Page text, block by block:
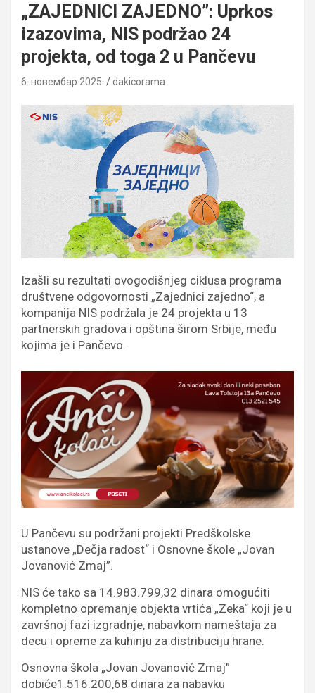
„ZAJEDNICI ZAJEDNO”: Uprkos
izazovima, NIS podržao 24
projekta, od toga 2 u Pančevu
6. новембар 2025. dakicorama
Izašli su rezultati ovogodišnjeg ciklusa programa
društvene odgovornosti „Zajednici zajedno“, a
kompanija NIS podržala je 24 projekta u 13
partnerskih gradova i opština širom Srbije, među
kojima je i Pančevo.
U Pančevu su podržani projekti Predškolske
ustanove „Dečja radost“ i Osnovne škole „Jovan
Jovanović Zmaj”.
NIS će tako sa 14.983.799,32 dinara omogućiti
kompletno opremanje objekta vrtića „Zeka“ koji je u
završnoj fazi izgradnje, nabavkom nameštaja za
decu i opreme za kuhinju za distribuciju hrane.
Osnovna škola „Jovan Jovanović Zmaj”
dobiće1.516.200,68 dinara za nabavku